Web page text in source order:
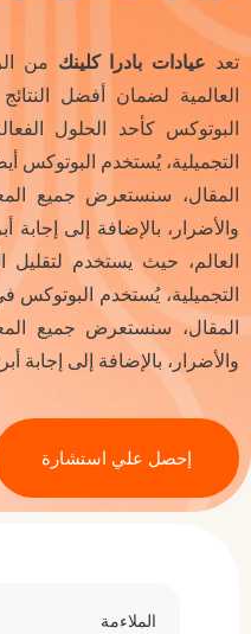
تعد عيادات بادرا كلينك من
العالمية لضمان أفضل
البوتوكس كأحد الحلول
التجميلية، يُستخدم البوتوكس
المقال، سنستعرض جميع
والأضرار، بالإضافة إلى
العالم، حيث يستخدم لتقليل
التجميلية، يُستخدم
المقال، سنستعرض جميع
والأضرار، بالإضافة إلى إجابة
إحصل علي استشارة
الملاءمة